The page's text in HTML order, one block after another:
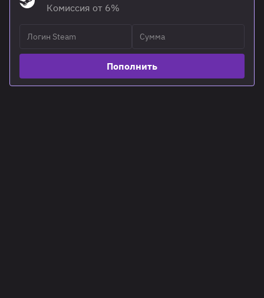
Комиссия от 6%
Пополнить